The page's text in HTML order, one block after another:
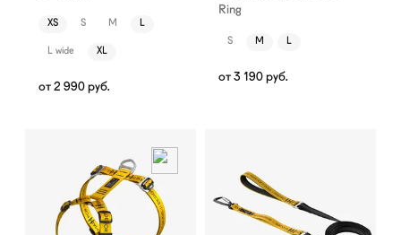
XS S M L
L wide XL
от 2 990 руб.
Ring
S M L
от 3 190 руб.